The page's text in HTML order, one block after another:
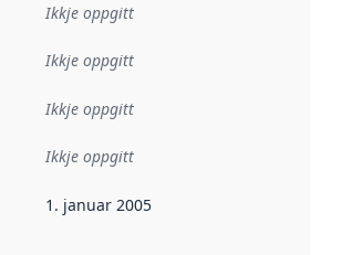
Ikkje oppgitt
:
Ikkje oppgitt
Ikkje oppgitt
:
Ikkje oppgitt
Denne datoen seier når dataa i dette
1. januar 2005